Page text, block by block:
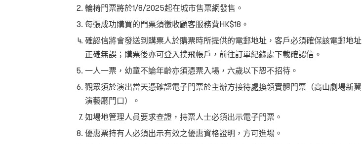
輪椅門票將於1/8/2025起在城市售票網發售。
每張成功購買的門票須徵收顧客服務費HK$18。
確認信將會發送到購票人於購票時所提供的電郵地址，客戶必須確保該電郵地址
正確無誤；購票後亦可登入撲飛帳戶，前往訂單紀錄處下載確認信。
一人一票，幼童不論年齡亦須憑票入場，六歲以下恕不招待。
觀眾須於演出當天憑確認電子門票於主辦方接待處換領實體門票（高山劇場新翼
演藝廳門口）。
如場地管理人員要求查證，持票人士必須出示電子門票。
優惠票持有人必須出示有效之優惠資格證明，方可進場。